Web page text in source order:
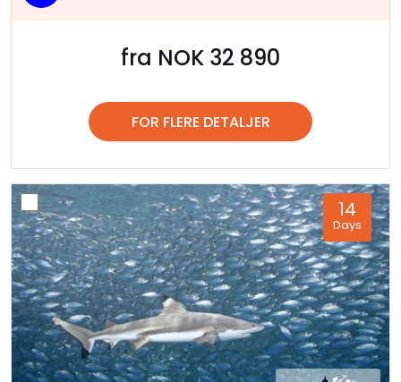
fra NOK 32 890
FOR FLERE DETALJER
14
Days